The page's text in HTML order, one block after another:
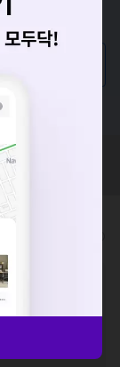
?
가기
수 있으니, 정확
다 금액이 다르게
시 시도해주
톡으로 문의